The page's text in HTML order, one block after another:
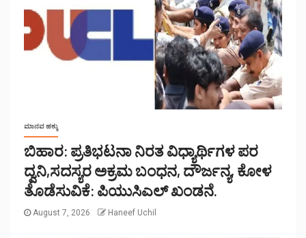
ಮಾನವ ಹಕ್ಕು
ಬಿಹಾರ: ಪ್ರತಿಭಟನಾ ನಿರತ ವಿಧ್ಯಾರ್ಥಿಗಳ ಪರ
ದ್ವನಿ,ಸದಸ್ಯರ ಅಕ್ರಮ ಬಂಧನ, ದೌರ್ಜನ್ಯ, ಕೋಳ
ತೊಡೆಸುವಿಕೆ: ಪಿಯುಸಿಎಲ್ ಖಂಡನೆ.
August 7, 2026 Haneef Uchil